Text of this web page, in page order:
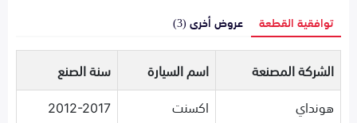
توافقية القطعة عروض أخرى (3)
الشركة المصنعة اسم السيارة
سنة الصنع
هونداي
اكسنت 2012-2017